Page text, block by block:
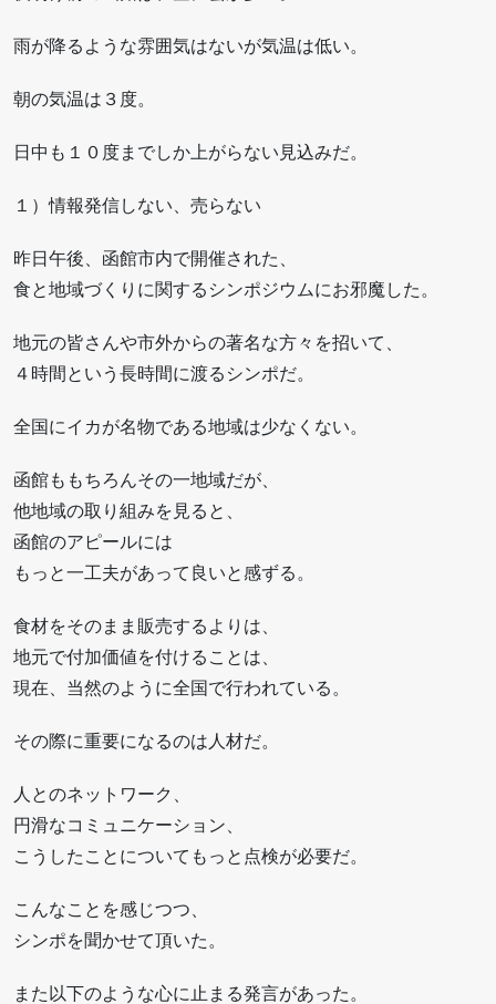
雨が降るような雰囲気はないが気温は低い。
朝の気温は３度。
日中も１０度までしか上がらない見込みだ。
１）情報発信しない、売らない
昨日午後、函館市内で開催された、
食と地域づくりに関するシンポジウムにお邪魔した。
地元の皆さんや市外からの著名な方々を招いて、
４時間という長時間に渡るシンポだ。
全国にイカが名物である地域は少なくない。
函館ももちろんその一地域だが、
他地域の取り組みを見ると、
函館のアピールには
もっと一工夫があって良いと感ずる。
食材をそのまま販売するよりは、
地元で付加価値を付けることは、
現在、当然のように全国で行われている。
その際に重要になるのは人材だ。
人とのネットワーク、
円滑なコミュニケーション、
こうしたことについてもっと点検が必要だ。
こんなことを感じつつ、
シンポを聞かせて頂いた。
また以下のような心に止まる発言があった。